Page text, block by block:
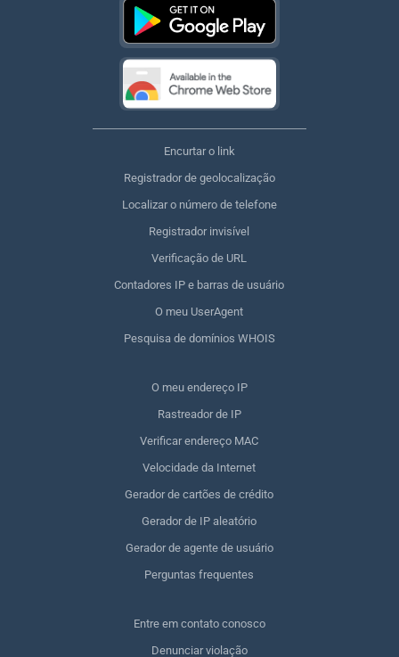
Encurtar o link
Registrador de geolocalização
Localizar o número de telefone
Registrador invisível
Verificação de URL
Contadores IP e barras de usuário
O meu UserAgent
Pesquisa de domínios WHOIS
O meu endereço IP
Rastreador de IP
Verificar endereço MAC
Velocidade da Internet
Gerador de cartões de crédito
Gerador de IP aleatório
Gerador de agente de usuário
Perguntas frequentes
Entre em contato conosco
Denunciar violação